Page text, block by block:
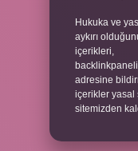
Hukuka ve
aykırı
içerikleri,
adresine
içerikler yasal
sitemizden